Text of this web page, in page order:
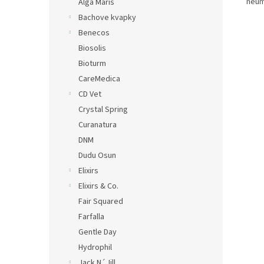
Alga Maris
Bachove kvapky
Benecos
Biosolis
Bioturm
CareMedica
CD Vet
Crystal Spring
Curanatura
DNM
Dudu Osun
Elixirs
Elixirs & Co.
Fair Squared
Farfalla
Gentle Day
Hydrophil